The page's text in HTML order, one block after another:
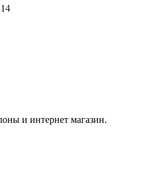
и интернет магазин.